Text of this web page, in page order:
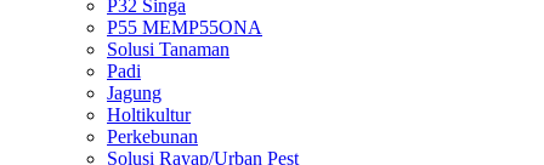
P32 Singa
P55 MEMP55ONA
Solusi Tanaman
Padi
Jagung
Holtikultur
Perkebunan
Solusi Rayap/Urban Pest